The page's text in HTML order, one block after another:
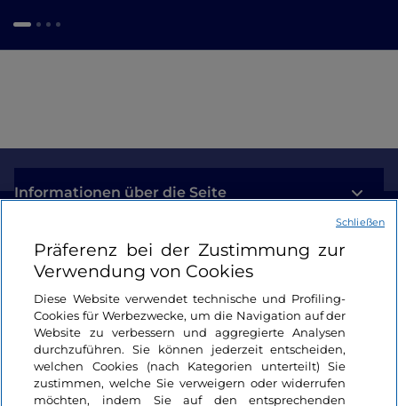
Informationen über die Seite
Nützliche Links
Login
Bleiben wir in Kontakt
Präferenz bei der Zustimmung zur
Verwendung von Cookies
Diese Website verwendet technische und Profiling-
Cookies für Werbezwecke, um die Navigation auf der
Website zu verbessern und aggregierte Analysen
durchzuführen. Sie können jederzeit entscheiden,
welchen Cookies (nach Kategorien unterteilt) Sie
zustimmen, welche Sie verweigern oder widerrufen
möchten, indem Sie auf den entsprechenden
Schließen